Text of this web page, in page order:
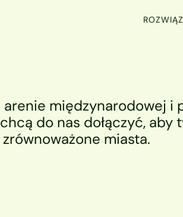
międzynarodowej i
do nas dołączyć, aby
miasta.